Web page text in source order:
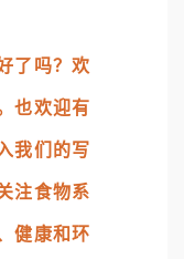
了吗？欢
也欢迎有
我们的写
注食物系
健康和环